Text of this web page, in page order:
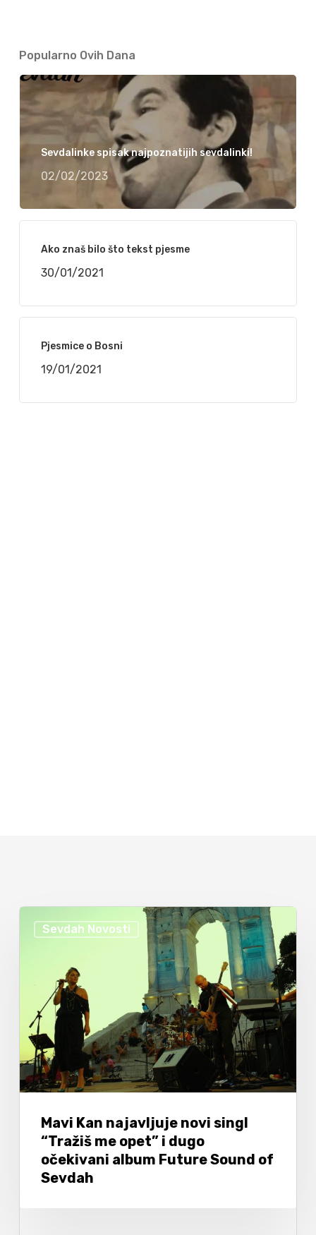
Popularno Ovih Dana
Sevdalinke spisak najpoznatijih sevdalinki!
02/02/2023
Ako znaš bilo što tekst pjesme
30/01/2021
Pjesmice o Bosni
19/01/2021
Sevdah Novosti
Mavi Kan najavljuje novi singl
“Tražiš me opet” i dugo
očekivani album Future Sound of
Sevdah